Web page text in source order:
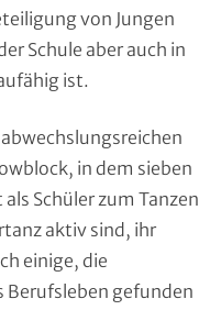
von Jungen
Schule aber auch in
ist.
in dem sieben
Schüler zum Tanzen
aktiv sind, ihr
einige, die
Berufsleben gefunden